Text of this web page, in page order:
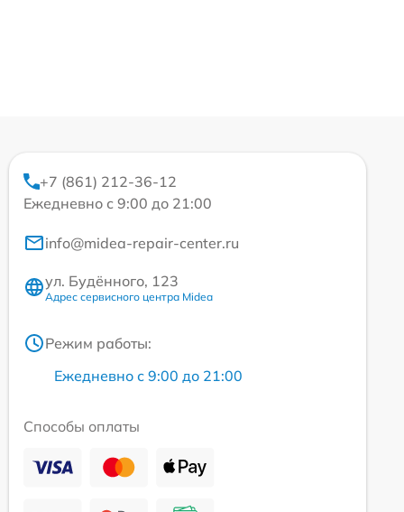
+7 (861) 212-36-12
Ежедневно с 9:00 до 21:00
info@midea-repair-center.ru
ул. Будённого, 123
Адрес сервисного центра Midea
Режим работы:
Ежедневно с 9:00 до 21:00
Способы оплаты